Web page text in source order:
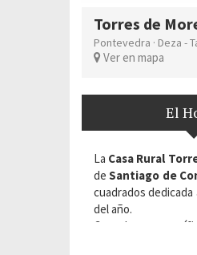
Torres de
Pontevedra · Deza -
Ver en mapa
El
La Casa Rural
deSantiago de
cuadrados dedicada
del año.
Goza de una
Toxa. En los